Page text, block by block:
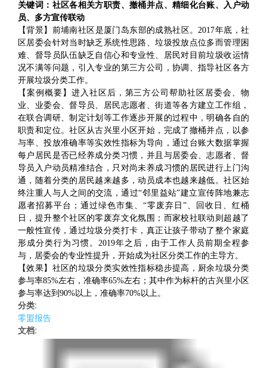
关键词：社区各相关方职责、撤桶并点、精细化台账、入户动
员、多方宣传联动
【背景】前埔南社区是厦门岛东部的成熟社区。2017年底，社
区居委会针对当时缺乏系统性思路、垃圾投放点位多而管理困
难、督导员队伍缺乏自信心和专业性、居民对目前垃圾收运情
况不满等问题，引入专业的第三方公司，协调、指导社区各方
开展垃圾分类工作。
【案例概要】进入社区后，第三方公司帮助社区居委会、物
业、业委会、督导员、居民志愿者、街道等各方建立工作组，
在联合调研、制定计划等工作逐步开展的过程中，明确各自的
职责和定位。社区从古兴里小区开始，完成了撤桶并点，以参
与率、投放准确率等实效性指标为导向，通过台账大数据掌握
每户居民是否已经养成分类习惯，并且与居委会、志愿者、督
导员入户动员精准结合，只对尚未养成习惯的居民进行上门沟
通，随着分类的居民越来越多，动员成本也越来越低。社区始
终注重人与人之间的交流，通过“邻里益站”建立宣传阵地兼志
愿者招募平台；通过绿色市集、“零废弃日”、回收日、红桶
日，提升整个社区的零废弃文化氛围；而家校社联动则超越了
一般性宣传，通过垃圾分类打卡，真正让孩子带动了整个家庭
形成分类行为习惯。2019年之后，由于工作人员前期全程参
与，居委会的专业性提升，开始成为社区分类工作的主导方。
【效果】社区的垃圾分类实效性指标稳步提高，厨余垃圾分类
参与率85%左右，准确率65%左右；其中作为标杆的古兴里小区
参与率达到90%以上，准确率70%以上。
分类:
零盟报告
文档: